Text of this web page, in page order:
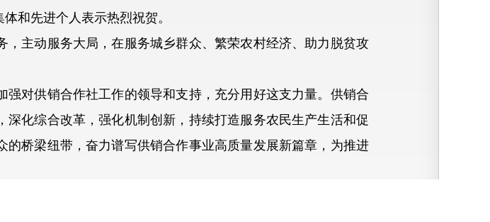
和先进个人表示热烈祝贺。
主动服务大局，在服务城乡群众、繁荣农村经济、助力脱贫攻
对供销合作社工作的领导和支持，充分用好这支力量。供销合
化综合改革，强化机制创新，持续打造服务农民生产生活和促
桥梁纽带，奋力谱写供销合作事业高质量发展新篇章，为推进